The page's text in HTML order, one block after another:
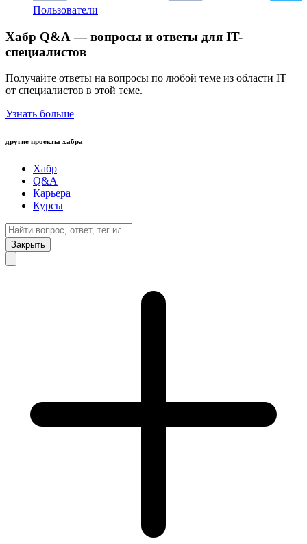
Пользователи
Хабр Q&A — вопросы и ответы для IT-
специалистов
Получайте ответы на вопросы по любой теме из области IT
от специалистов в этой теме.
Узнать больше
другие проекты хабра
Хабр
Q&A
Карьера
Курсы
Закрыть